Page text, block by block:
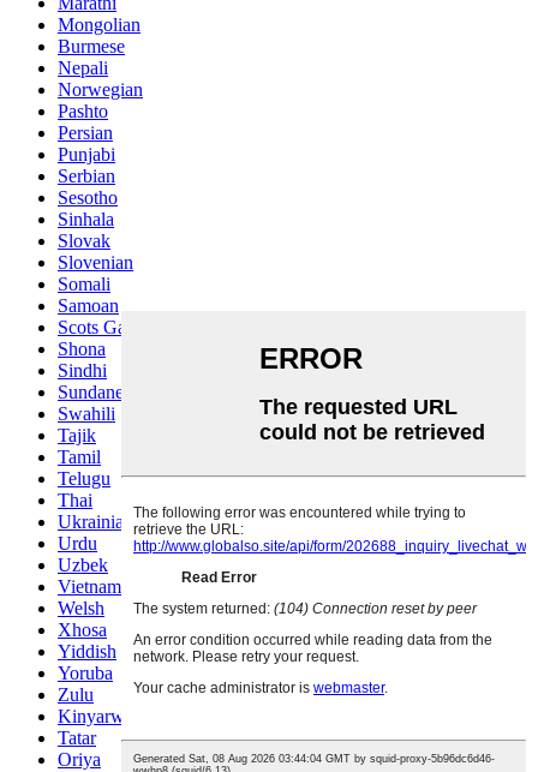
Mongolian
Burmese
Nepali
Norwegian
Pashto
Persian
Punjabi
Serbian
Sesotho
Sinhala
Slovak
Slovenian
Somali
Samoan
Scots Gaelic
Shona
Sindhi
Sundanese
Swahili
Tajik
Tamil
Telugu
Thai
Ukrainian
Urdu
Uzbek
Vietnamese
Welsh
Xhosa
Yiddish
Yoruba
Zulu
Kinyarwanda
Tatar
Oriya